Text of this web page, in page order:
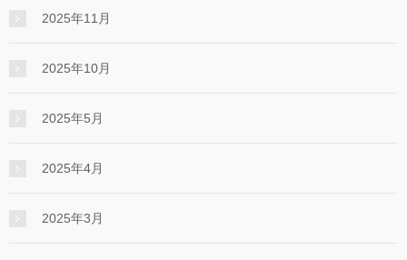
2025年11月
2025年10月
2025年5月
2025年4月
2025年3月